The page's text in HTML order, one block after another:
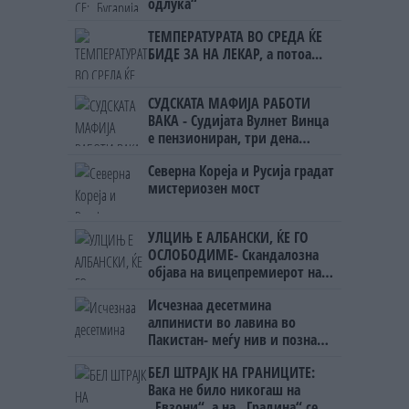
ТЕМПЕРАТУРАТА ВО СРЕДА ЌЕ
БИДЕ ЗА НА ЛЕКАР, а потоа...
СУДСКАТА МАФИЈА РАБОТИ
ВАКА - Судијата Вулнет Винца
е пензиониран, три дена
на бизнисменот Марковски
Северна Кореја и Русија градат
мистериозен мост
УЛЦИЊ Е АЛБАНСКИ, ЌЕ ГО
ОСЛОБОДИМЕ- Скандалозна
објава на вицепремиерот на
Исчезнаа десетмина
алпинисти во лавина во
Пакистан- меѓу нив и познат
БЕЛ ШТРАЈК НА ГРАНИЦИТЕ:
Вака не било никогаш на